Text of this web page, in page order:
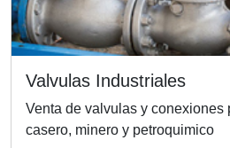
Valvulas Industriales
Venta de valvulas y conexiones
casero, minero y petroquimico